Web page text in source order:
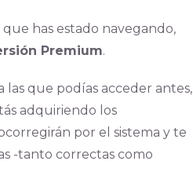
has estado navegando,
Premium.
las que podías acceder antes,
adquiriendo los
por el sistema y te
-tanto correctas como